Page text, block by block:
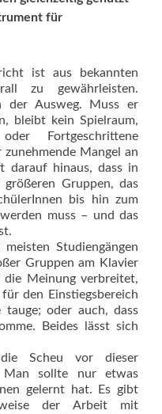
für
ist aus bekannten
zu gewährleisten.
der Ausweg. Muss er
bleibt kein Spielraum,
Fortgeschrittene
zunehmende Mangel an
darauf hinaus, dass in
Gruppen, das
bis hin zum
muss – und das
Studien­gängen
Gruppen am Klavier
die Meinung verbreitet,
den Einstiegsbereich
oder auch, dass
Beides lässt sich
Scheu vor dieser
Man sollte nur etwas
gelernt hat. Es gibt
der Arbeit mit